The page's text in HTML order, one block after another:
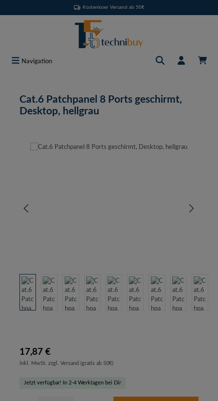
Kostenloser Versand ab 50€
Navigation
Cat.6 Patchpanel 8 Ports geschirmt,
Desktop, hellgrau
Bildergalerie überspringen
17,87 €
inkl. MwSt. zzgl. Versand (gratis ab 50€)
Jetzt verfügbar! In 2-4 Werktagen bei Dir